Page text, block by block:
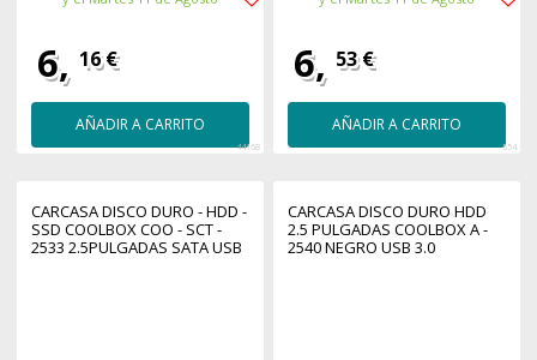
6, 16 €
AÑADIR A CARRITO
44168
6, 53 €
AÑADIR A CARRITO
554
CARCASA DISCO DURO - HDD -
SSD COOLBOX COO - SCT -
2533 2.5PULGADAS SATA USB
CARCASA DISCO DURO HDD
2.5 PULGADAS COOLBOX A -
2540 NEGRO USB 3.0